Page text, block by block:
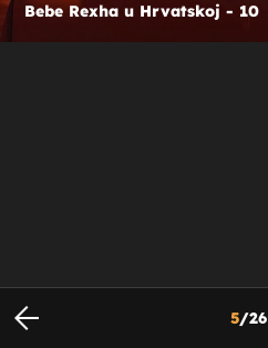
Bebe Rexha u Hrvatskoj - 10
5/26